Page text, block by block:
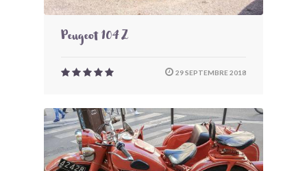
Peugeot 104 Z
29 SEPTEMBRE 2018